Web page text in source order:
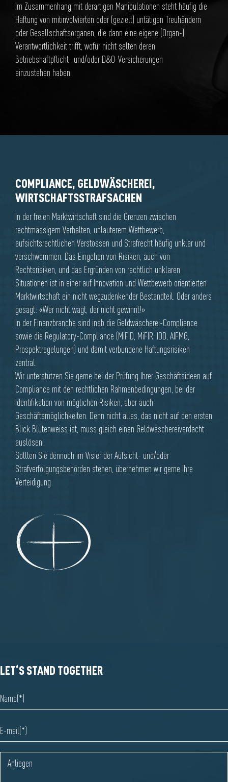
Im Zusammenhang mit derartigen Manipulationen steht häufig die
Haftung von mitinvolvierten oder (gezielt) untätigen Treuhändern
oder Gesellschaftsorganen, die dann eine eigene (Organ-)
Verantwortlichkeit trifft, wofür nicht selten deren
Betriebshaftpflicht- und/oder D&O-Versicherungen
einzustehen haben.
COMPLIANCE, GELDWÄSCHEREI,
WIRTSCHAFTSSTRAFSACHEN
In der freien Marktwirtschaft sind die Grenzen zwischen
rechtmässigem Verhalten, unlauterem Wettbewerb,
aufsichtsrechtlichen Verstössen und Strafrecht häufig unklar und
verschwommen. Das Eingehen von Risiken, auch von
Rechtsrisiken, und das Ergründen von rechtlich unklaren
Situationen ist in einer auf Innovation und Wettbewerb orientierten
Marktwirtschaft ein nicht wegzudenkender Bestandteil. Oder anders
gesagt: «Wer nicht wagt, der nicht gewinnt!»
In der Finanzbranche sind insb die Geldwäscherei-Compliance
sowie die Regulatory-Compliance (MiFID, MiFIR, IDD, AIFMG,
Prospektregelungen) und damit verbundene Haftungsrisiken
zentral.
Wir unterstützen Sie gerne bei der Prüfung Ihrer Geschäftsideen auf
Compliance mit den rechtlichen Rahmenbedingungen, bei der
Identifikation von möglichen Risiken, aber auch
Geschäftsmöglichkeiten. Denn nicht alles, das nicht auf den ersten
Blick Blütenweiss ist, muss gleich einen Geldwäschereiverdacht
auslösen.
Sollten Sie dennoch im Visier der Aufsicht- und/oder
Strafverfolgungsbehörden stehen, übernehmen wir gerne Ihre
Verteidigung
LET‘S STAND TOGETHER